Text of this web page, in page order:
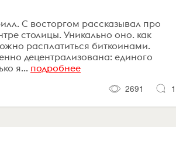
С восторгом рассказывал про
столицы. Уникально оно. как
расплатиться биткоинами.
децентрализована: единого
я... подробнее
2691
1